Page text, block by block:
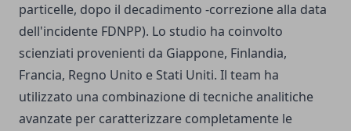
particelle, dopo il decadimento -correzione alla data
dell'incidente FDNPP). Lo studio ha coinvolto
scienziati provenienti da Giappone, Finlandia,
Francia, Regno Unito e Stati Uniti. Il team ha
utilizzato una combinazione di tecniche analitiche
avanzate per caratterizzare completamente le